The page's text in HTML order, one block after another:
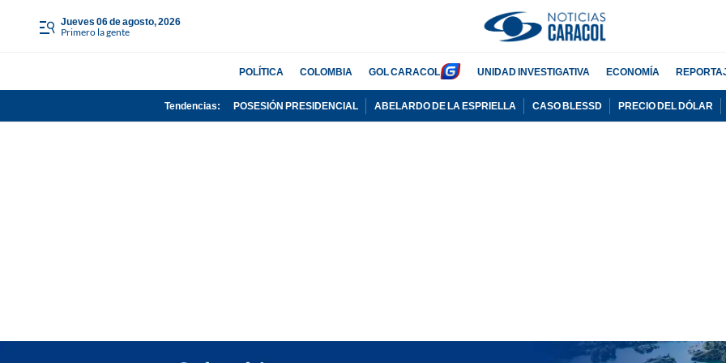
jueves 06 de agosto, 2026
Primero la gente
POLÍTICA COLOMBIA GOL CARACOL UNIDAD INVESTIGATIVA ECONOMÍA
Tendencias: POSESIÓN PRESIDENCIAL ABELARDO DE LA ESPRIELLA CASO BLESSD PRECIO DEL DÓLAR